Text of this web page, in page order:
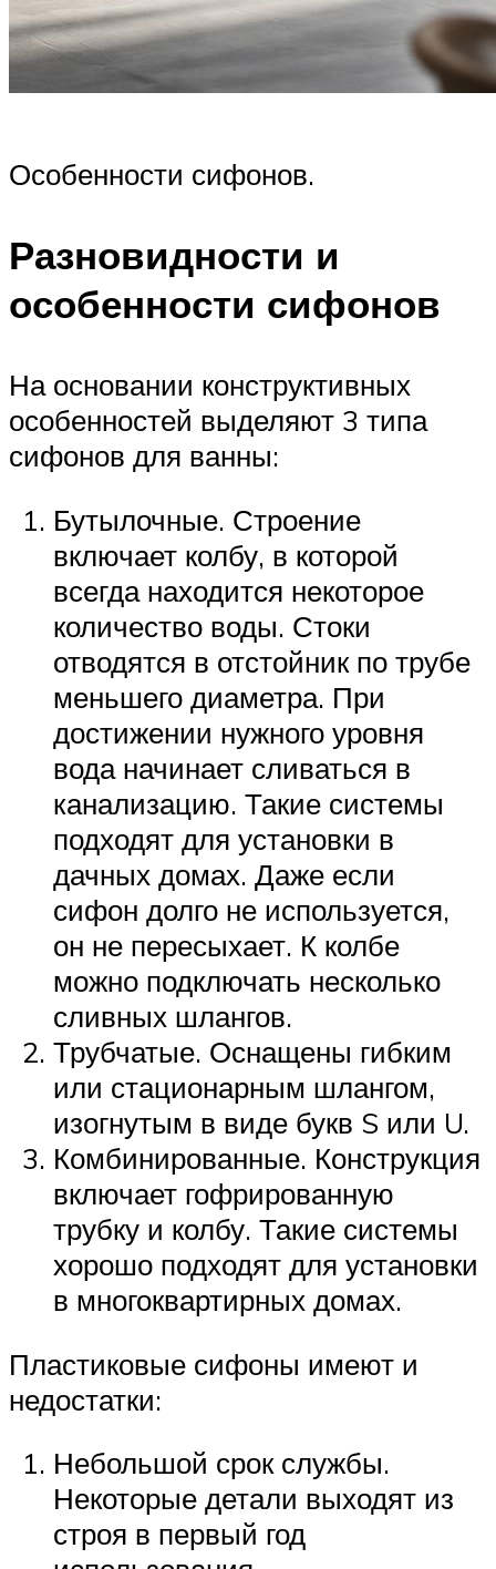
Особенности сифонов.
Разновидности и
особенности сифонов
На основании конструктивных
особенностей выделяют 3 типа
сифонов для ванны:
Бутылочные. Строение
включает колбу, в которой
всегда находится некоторое
количество воды. Стоки
отводятся в отстойник по трубе
меньшего диаметра. При
достижении нужного уровня
вода начинает сливаться в
канализацию. Такие системы
подходят для установки в
дачных домах. Даже если
сифон долго не используется,
он не пересыхает. К колбе
можно подключать несколько
сливных шлангов.
Трубчатые. Оснащены гибким
или стационарным шлангом,
изогнутым в виде букв S или U.
Комбинированные. Конструкция
включает гофрированную
трубку и колбу. Такие системы
хорошо подходят для установки
в многоквартирных домах.
Пластиковые сифоны имеют и
недостатки:
Небольшой срок службы.
Некоторые детали выходят из
строя в первый год